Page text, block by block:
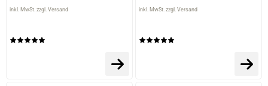
inkl. MwSt. zzgl. Versand inkl. MwSt. zzgl. Versand